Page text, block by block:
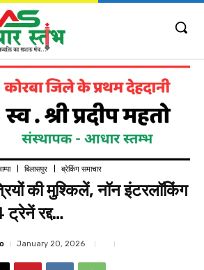
बिलासपुर ब्रेकिंग समाचार
की मुश्किलें, नॉन इंटरलॉकिंग
रद्द…
January 20, 2026